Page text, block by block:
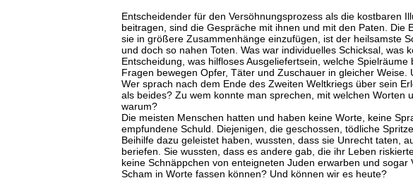
Entscheidender für den Versöhnungsprozess als die kostbaren
beitragen, sind die Gespräche mit ihnen und mit den Paten. Die
sie in größere Zusammenhänge einzufügen, ist der heilsamste
und doch so nahen Toten. Was war individuelles Schicksal, was
Entscheidung, was hilfloses Ausgeliefertsein, welche
Fragen bewegen Opfer, Täter und Zuschauer in gleicher
Wer sprach nach dem Ende des Zweiten Weltkriegs über sein
als beides? Zu wem konnte man sprechen, mit welchen Worten
warum?
Die meisten Menschen hatten und haben keine Worte, keine
empfundene Schuld. Diejenigen, die geschossen, tödliche
Beihilfe dazu geleistet haben, wussten, dass sie Unrecht taten,
beriefen. Sie wussten, dass es andere gab, die ihr Leben
keine Schnäppchen von enteigneten Juden erwarben und
Scham in Worte fassen können? Und können wir es heute?